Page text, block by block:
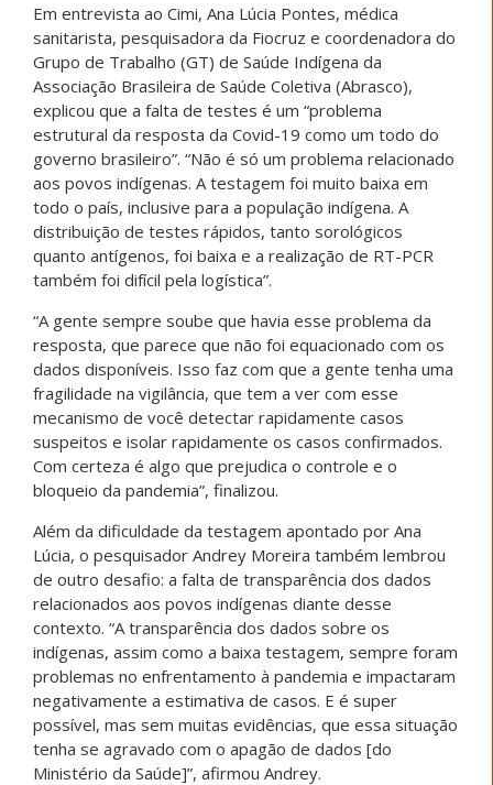
Em entrevista ao Cimi, Ana Lúcia Pontes, médica
sanitarista, pesquisadora da Fiocruz e coordenadora do
Grupo de Trabalho (GT) de Saúde Indígena da
Associação Brasileira de Saúde Coletiva (Abrasco),
explicou que a falta de testes é um “problema
estrutural da resposta da Covid-19 como um todo do
governo brasileiro”. “Não é só um problema relacionado
aos povos indígenas. A testagem foi muito baixa em
todo o país, inclusive para a população indígena. A
distribuição de testes rápidos, tanto sorológicos
quanto antígenos, foi baixa e a realização de RT-PCR
também foi difícil pela logística”.
“A gente sempre soube que havia esse problema da
resposta, que parece que não foi equacionado com os
dados disponíveis. Isso faz com que a gente tenha uma
fragilidade na vigilância, que tem a ver com esse
mecanismo de você detectar rapidamente casos
suspeitos e isolar rapidamente os casos confirmados.
Com certeza é algo que prejudica o controle e o
bloqueio da pandemia”, finalizou.
Além da dificuldade da testagem apontado por Ana
Lúcia, o pesquisador Andrey Moreira também lembrou
de outro desafio: a falta de transparência dos dados
relacionados aos povos indígenas diante desse
contexto. “A transparência dos dados sobre os
indígenas, assim como a baixa testagem, sempre foram
problemas no enfrentamento à pandemia e impactaram
negativamente a estimativa de casos. E é super
possível, mas sem muitas evidências, que essa situação
tenha se agravado com o apagão de dados [do
Ministério da Saúde]”, afirmou Andrey.